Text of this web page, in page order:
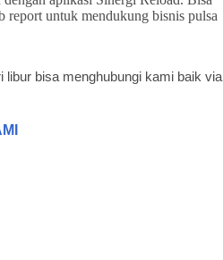
report untuk mendukung bisnis pulsa
libur bisa menghubungi kami baik via